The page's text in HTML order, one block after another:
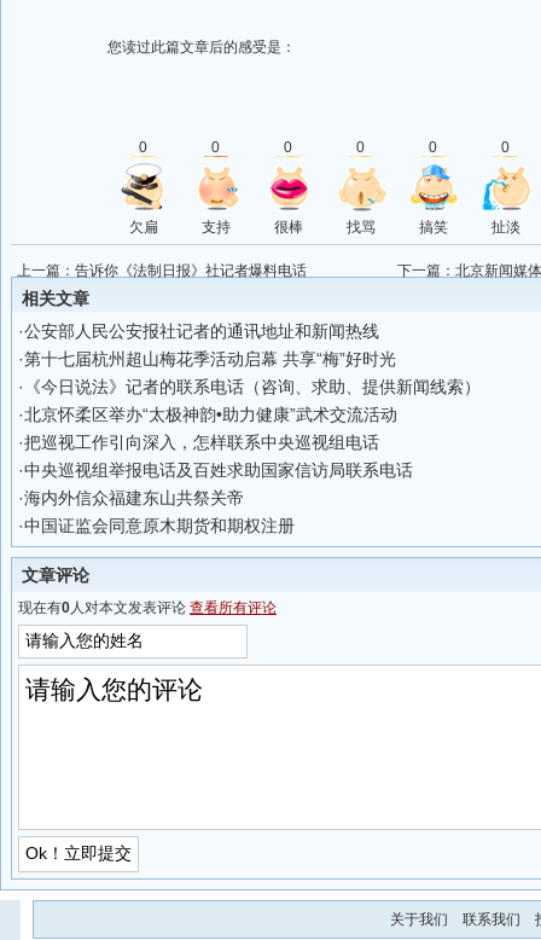
您读过此篇文章后的感受是：
0 0 0 0 0 0
欠扁 支持 很棒 找骂 搞笑 扯淡
上一篇： 告诉你《法制日报》社记者爆料电话 下一篇： 北京新闻媒
相关文章
·公安部人民公安报社记者的通讯地址和新闻热线
·第十七届杭州超山梅花季活动启幕 共享“梅”好时光
·
《今日说法》记者的联系电话（咨询、求助、提供新闻线索）
·北京怀柔区举办“太极神韵•助力健康”武术交流活动
·把巡视工作引向深入，怎样联系中央巡视组电话
·中央巡视组举报电话及百姓求助国家信访局联系电话
·海内外信众福建东山共祭关帝
·中国证监会同意原木期货和期权注册
文章评论
现在有0人对本文发表评论 查看所有评论
关于我们 联系我们